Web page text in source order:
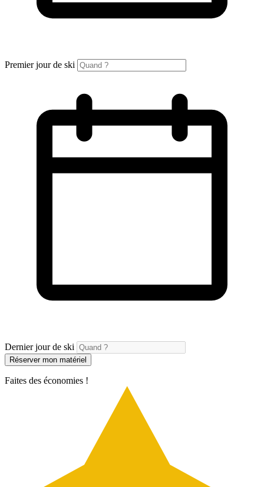
Premier jour de ski
Dernier jour de ski
Réserver mon matériel
Faites des économies !